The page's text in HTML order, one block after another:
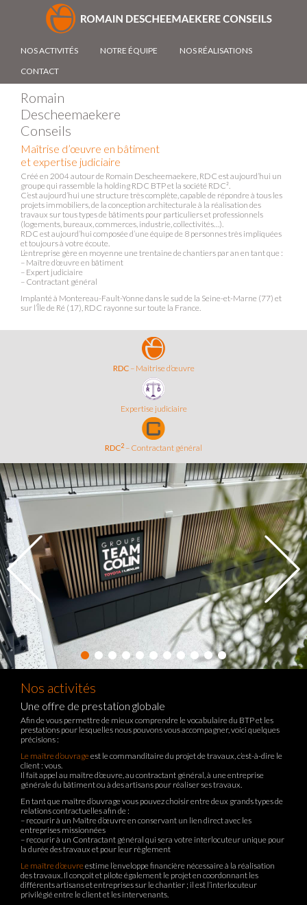
NOS ACTIVITÉS NOTRE ÉQUIPE
NOS RÉALISATIONS
CONTACT
Romain
Descheemaekere
Conseils
Maîtrise d’œuvre en bâtiment
et expertise judiciaire
Créé en 2004 autour de Romain Descheemaekere, RDC est aujourd’hui un
groupe qui rassemble la holding RDC BTP et la société RDC².
C’est aujourd’hui une structure très complète, capable de répondre à tous les
projets immobiliers, de la conception architecturale à la réalisation des
travaux sur tous types de bâtiments pour particuliers et professionnels
(logements, bureaux, commerces, industrie, collectivités…).
RDC est aujourd’hui composée d’une équipe de 8 personnes très impliquées
et toujours à votre écoute.
L’entreprise gère en moyenne une trentaine de chantiers par an en tant que :
– Maître d’œuvre en bâtiment
– Expert judiciaire
– Contractant général
Implanté à Montereau-Fault-Yonne dans le sud de la Seine-et-Marne (77) et
sur l’Île de Ré (17), RDC rayonne sur toute la France.
RDC– Maitrise d’œuvre
Expertise judiciaire
RDC2 – Contractant général
Nos activités
Une offre de prestation globale
Afin de vous permettre de mieux comprendre le vocabulaire du BTP et les
prestations pour lesquelles nous pouvons vous accompagner, voici quelques
précisions :
Le maître d’ouvrageest le commanditaire du projet de travaux, c’est-à-dire le
client : vous.
Il fait appel au maître d’œuvre, au contractant général, à une entreprise
générale du bâtiment ou à des artisans pour réaliser ses travaux.
En tant que maître d’ouvrage vous pouvez choisir entre deux grands types de
relations contractuelles afin de :
– recourir à un Maître d’œuvre en conservant un lien direct avec les
entreprises missionnées
– recourir à un Contractant général qui sera votre interlocuteur unique pour
la durée des travaux et pour leur règlement
Le maître d’œuvreestime l’enveloppe financière nécessaire à la réalisation
des travaux. Il conçoit et pilote également le projet en coordonnant les
différents artisans et entreprises sur le chantier ; il est l’interlocuteur
privilégié entre le client et les intervenants.